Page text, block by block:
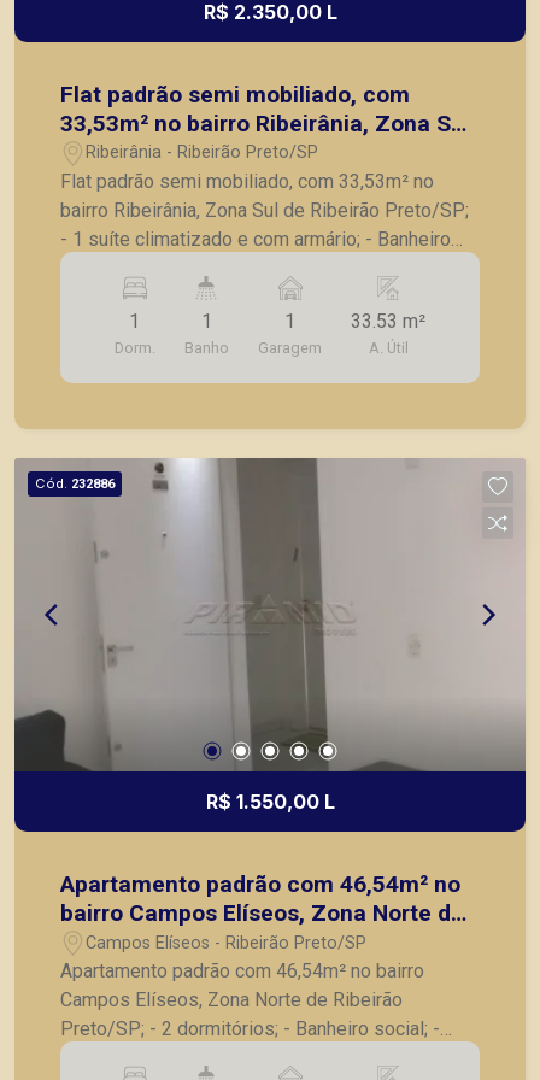
R$ 2.350,00 L
Flat padrão semi mobiliado, com
33,53m² no bairro Ribeirânia, Zona Sul
de Ribeirão Preto/SP;
Ribeirânia - Ribeirão Preto/SP
Flat padrão semi mobiliado, com 33,53m² no
bairro Ribeirânia, Zona Sul de Ribeirão Preto/SP;
- 1 suíte climatizado e com armário; - Banheiro
social; - Sala com rack; - Cozinha com armários,
geladeira e fogão; - Área de serviços; - 1 vaga de
garagem. A Piramid tem como objetivo atender
seus clientes com agilidade e segurança, em
locação, vendas de imóveis prontos, usados ou
1
Dorm.
1
Banho
1
Garagem
33.53 m²
A. Útil
Cód. 232886
R$ 1.550,00 L
Apartamento padrão com 46,54m² no
bairro Campos Elíseos, Zona Norte de
Ribeirão Preto/SP;
Campos Elíseos - Ribeirão Preto/SP
Apartamento padrão com 46,54m² no bairro
Campos Elíseos, Zona Norte de Ribeirão
Preto/SP; - 2 dormitórios; - Banheiro social; -
Sala para 2 ambientes; - Cozinha; - Área de